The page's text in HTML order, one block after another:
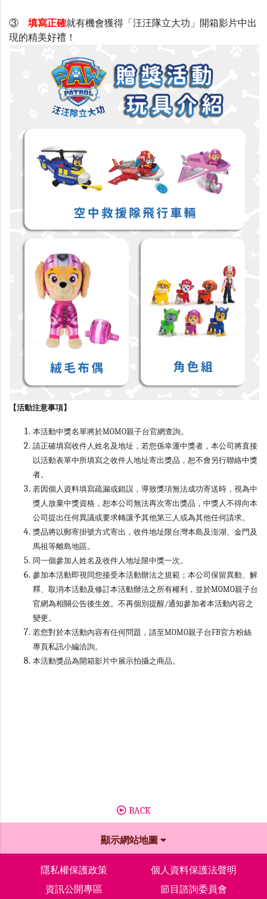
③ 填寫正確就有機會獲得「汪汪隊立大功」開箱影片中出
現的精美好禮！
【活動注意事項】
本活動中獎名單將於MOMO親子台官網查詢。
請正確填寫收件人姓名及地址，若您係幸運中獎者，本公司將直接
以活動表單中所填寫之收件人地址寄出獎品，恕不會另行聯絡中獎
者。
若因個人資料填寫疏漏或錯誤，導致獎項無法成功寄送時，視為中
獎人放棄中獎資格，恕本公司無法再次寄出獎品，中獎人不得向本
公司提出任何異議或要求轉讓予其他第三人或為其他任何請求。
獎品將以郵寄掛號方式寄出，收件地址限台灣本島及澎湖、金門及
馬祖等離島地區。
同一個參加人姓名及收件人地址限中獎一次。
參加本活動即視同您接受本活動辦法之規範；本公司保留異動、解
釋、取消本活動及修訂本活動辦法之所有權利，並於MOMO親子台
官網為相關公告後生效。不再個別提醒/通知參加者本活動內容之
變更。
若您對於本活動內容有任何問題，請至MOMO親子台FB官方粉絲
專頁私訊小編洽詢。
本活動獎品為開箱影片中展示拍攝之商品。
BACK
顯示網站地圖
隱私權保護政策
個人資料保護法聲明
資訊公開專區
節目諮詢委員會